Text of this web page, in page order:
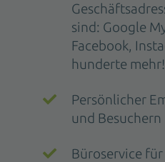
sind: Google
Facebook,
hunderte mehr!
Persönlicher
und Besuchern
Büroservice